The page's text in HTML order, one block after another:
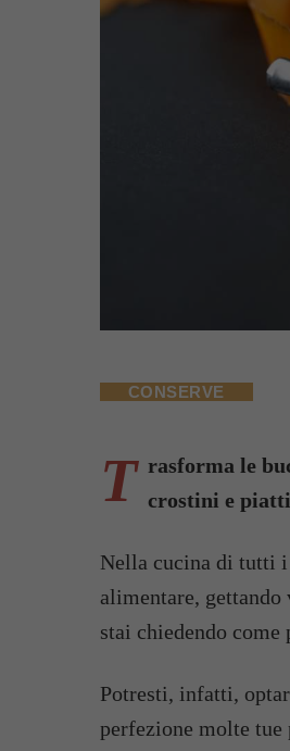
CONSERVE
T rasforma le
crostini e piatti
Nella cucina di tutti i
alimentare, gettando
stai chiedendo
Potresti, infatti,
perfezione molte tue